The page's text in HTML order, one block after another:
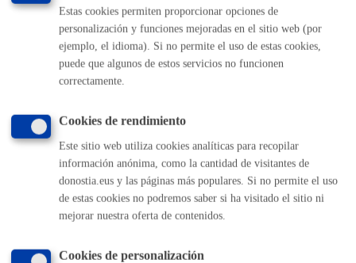
se le requerirá).
Plazo de resolución y sentido
del silencio
Plazo estimado:
Sentido del silencio:Negativo
Diez días hábiles (10) en el caso de los vehículos de más de
3.500 kg que vayan a ocupar o afectar acera o zona
peatonal.
Estas cookies permiten proporcionar opciones de
personalización y funciones mejoradas en el sitio web (por
ejemplo, el idioma). Si no permite el uso de estas cookies,
puede que algunos de estos servicios no funcionen
correctamente.
Cookies de rendimiento
Este sitio web utiliza cookies analíticas para recopilar
información anónima, como la cantidad de visitantes de
donostia.eus y las páginas más populares. Si no permite el uso
de estas cookies no podremos saber si ha visitado el sitio ni
mejorar nuestra oferta de contenidos.
Cookies de personalización